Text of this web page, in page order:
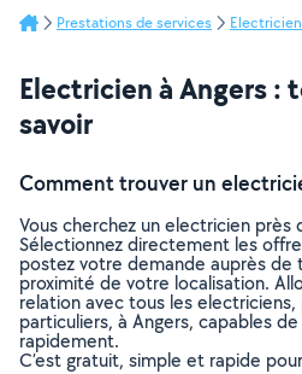
Prestations de services
Electricien à Angers :
savoir
Comment trouver un
Vous cherchez un electricien près
Sélectionnez directement les
postez votre demande auprès de
proximité de votre localisation.
relation avec tous les
particuliers, à Angers, capables
rapidement.
C’est gratuit, simple et rapide